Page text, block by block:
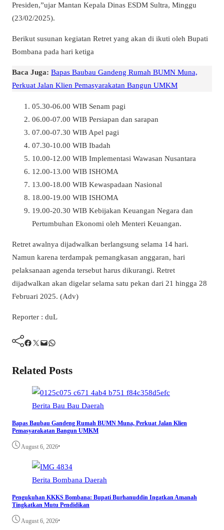
Presiden,”ujar Mantan Kepala Dinas ESDM Sultra, Minggu
(23/02/2025).
Berikut susunan kegiatan Retret yang akan di ikuti oleh Bupati
Bombana pada hari ketiga
Baca Juga: Bapas Baubau Gandeng Rumah BUMN Muna,
Perkuat Jalan Klien Pemasyarakatan Bangun UMKM
05.30-06.00 WIB Senam pagi
06.00-07.00 WIB Persiapan dan sarapan
07.00-07.30 WIB Apel pagi
07.30-10.00 WIB Ibadah
10.00-12.00 WIB Implementasi Wawasan Nusantara
12.00-13.00 WIB ISHOMA
13.00-18.00 WIB Kewaspadaan Nasional
18.00-19.00 WIB ISHOMA
19.00-20.30 WIB Kebijakan Keuangan Negara dan
Pertumbuhan Ekonomi oleh Menteri Keuangan.
Retret awalnya dijadwalkan berlangsung selama 14 hari.
Namun karena terdampak pemangkasan anggaran, hari
pelaksanaan agenda tersebut harus dikurangi. Retret
dijadwalkan akan digelar selama satu pekan dari 21 hingga 28
Februari 2025. (Adv)
Reporter : duL
Facebook Twitter Mail WhatsApp
Related Posts
Berita Bau Bau Daerah
Bapas Baubau Gandeng Rumah BUMN Muna, Perkuat Jalan Klien
Pemasyarakatan Bangun UMKM
August 6, 2026•
Berita Bombana Daerah
Pengukuhan KKKS Bombana: Bupati Burhanuddin Ingatkan Amanah
Tingkatkan Mutu Pendidikan
August 6, 2026•